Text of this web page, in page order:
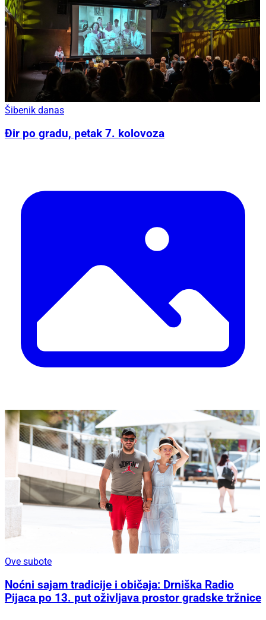
Šibenik danas
Đir po gradu, petak 7. kolovoza
Ove subote
Noćni sajam tradicije i običaja: Drniška Radio
Pijaca po 13. put oživljava prostor gradske tržnice